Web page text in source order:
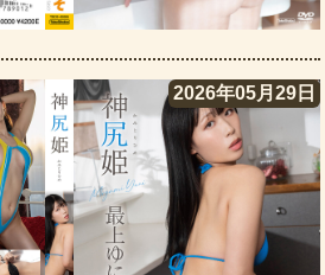
2026年05月29日